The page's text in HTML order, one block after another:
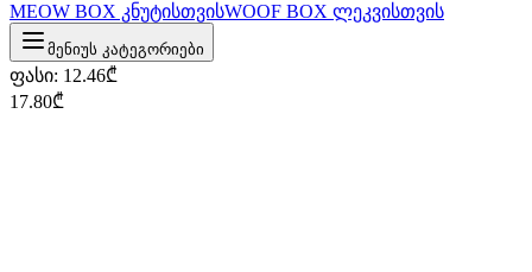
MEOW BOX კნუტისთვისWOOF BOX ლეკვისთვის
მენიუს კატეგორიები
ფასი: 12.46₾
17.80₾